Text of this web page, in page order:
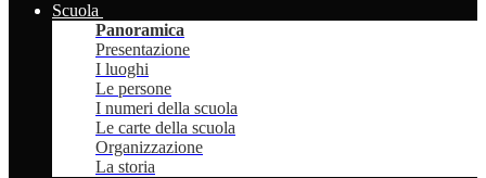
Scuola
Panoramica
Presentazione
I luoghi
Le persone
I numeri della scuola
Le carte della scuola
Organizzazione
La storia